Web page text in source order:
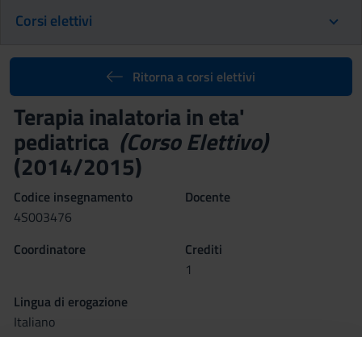
Corsi elettivi
Ritorna a corsi elettivi
Terapia inalatoria in eta'
pediatrica (Corso Elettivo)
(2014/2015)
Codice insegnamento
4S003476
Docente
Coordinatore
Crediti
1
Lingua di erogazione
Italiano